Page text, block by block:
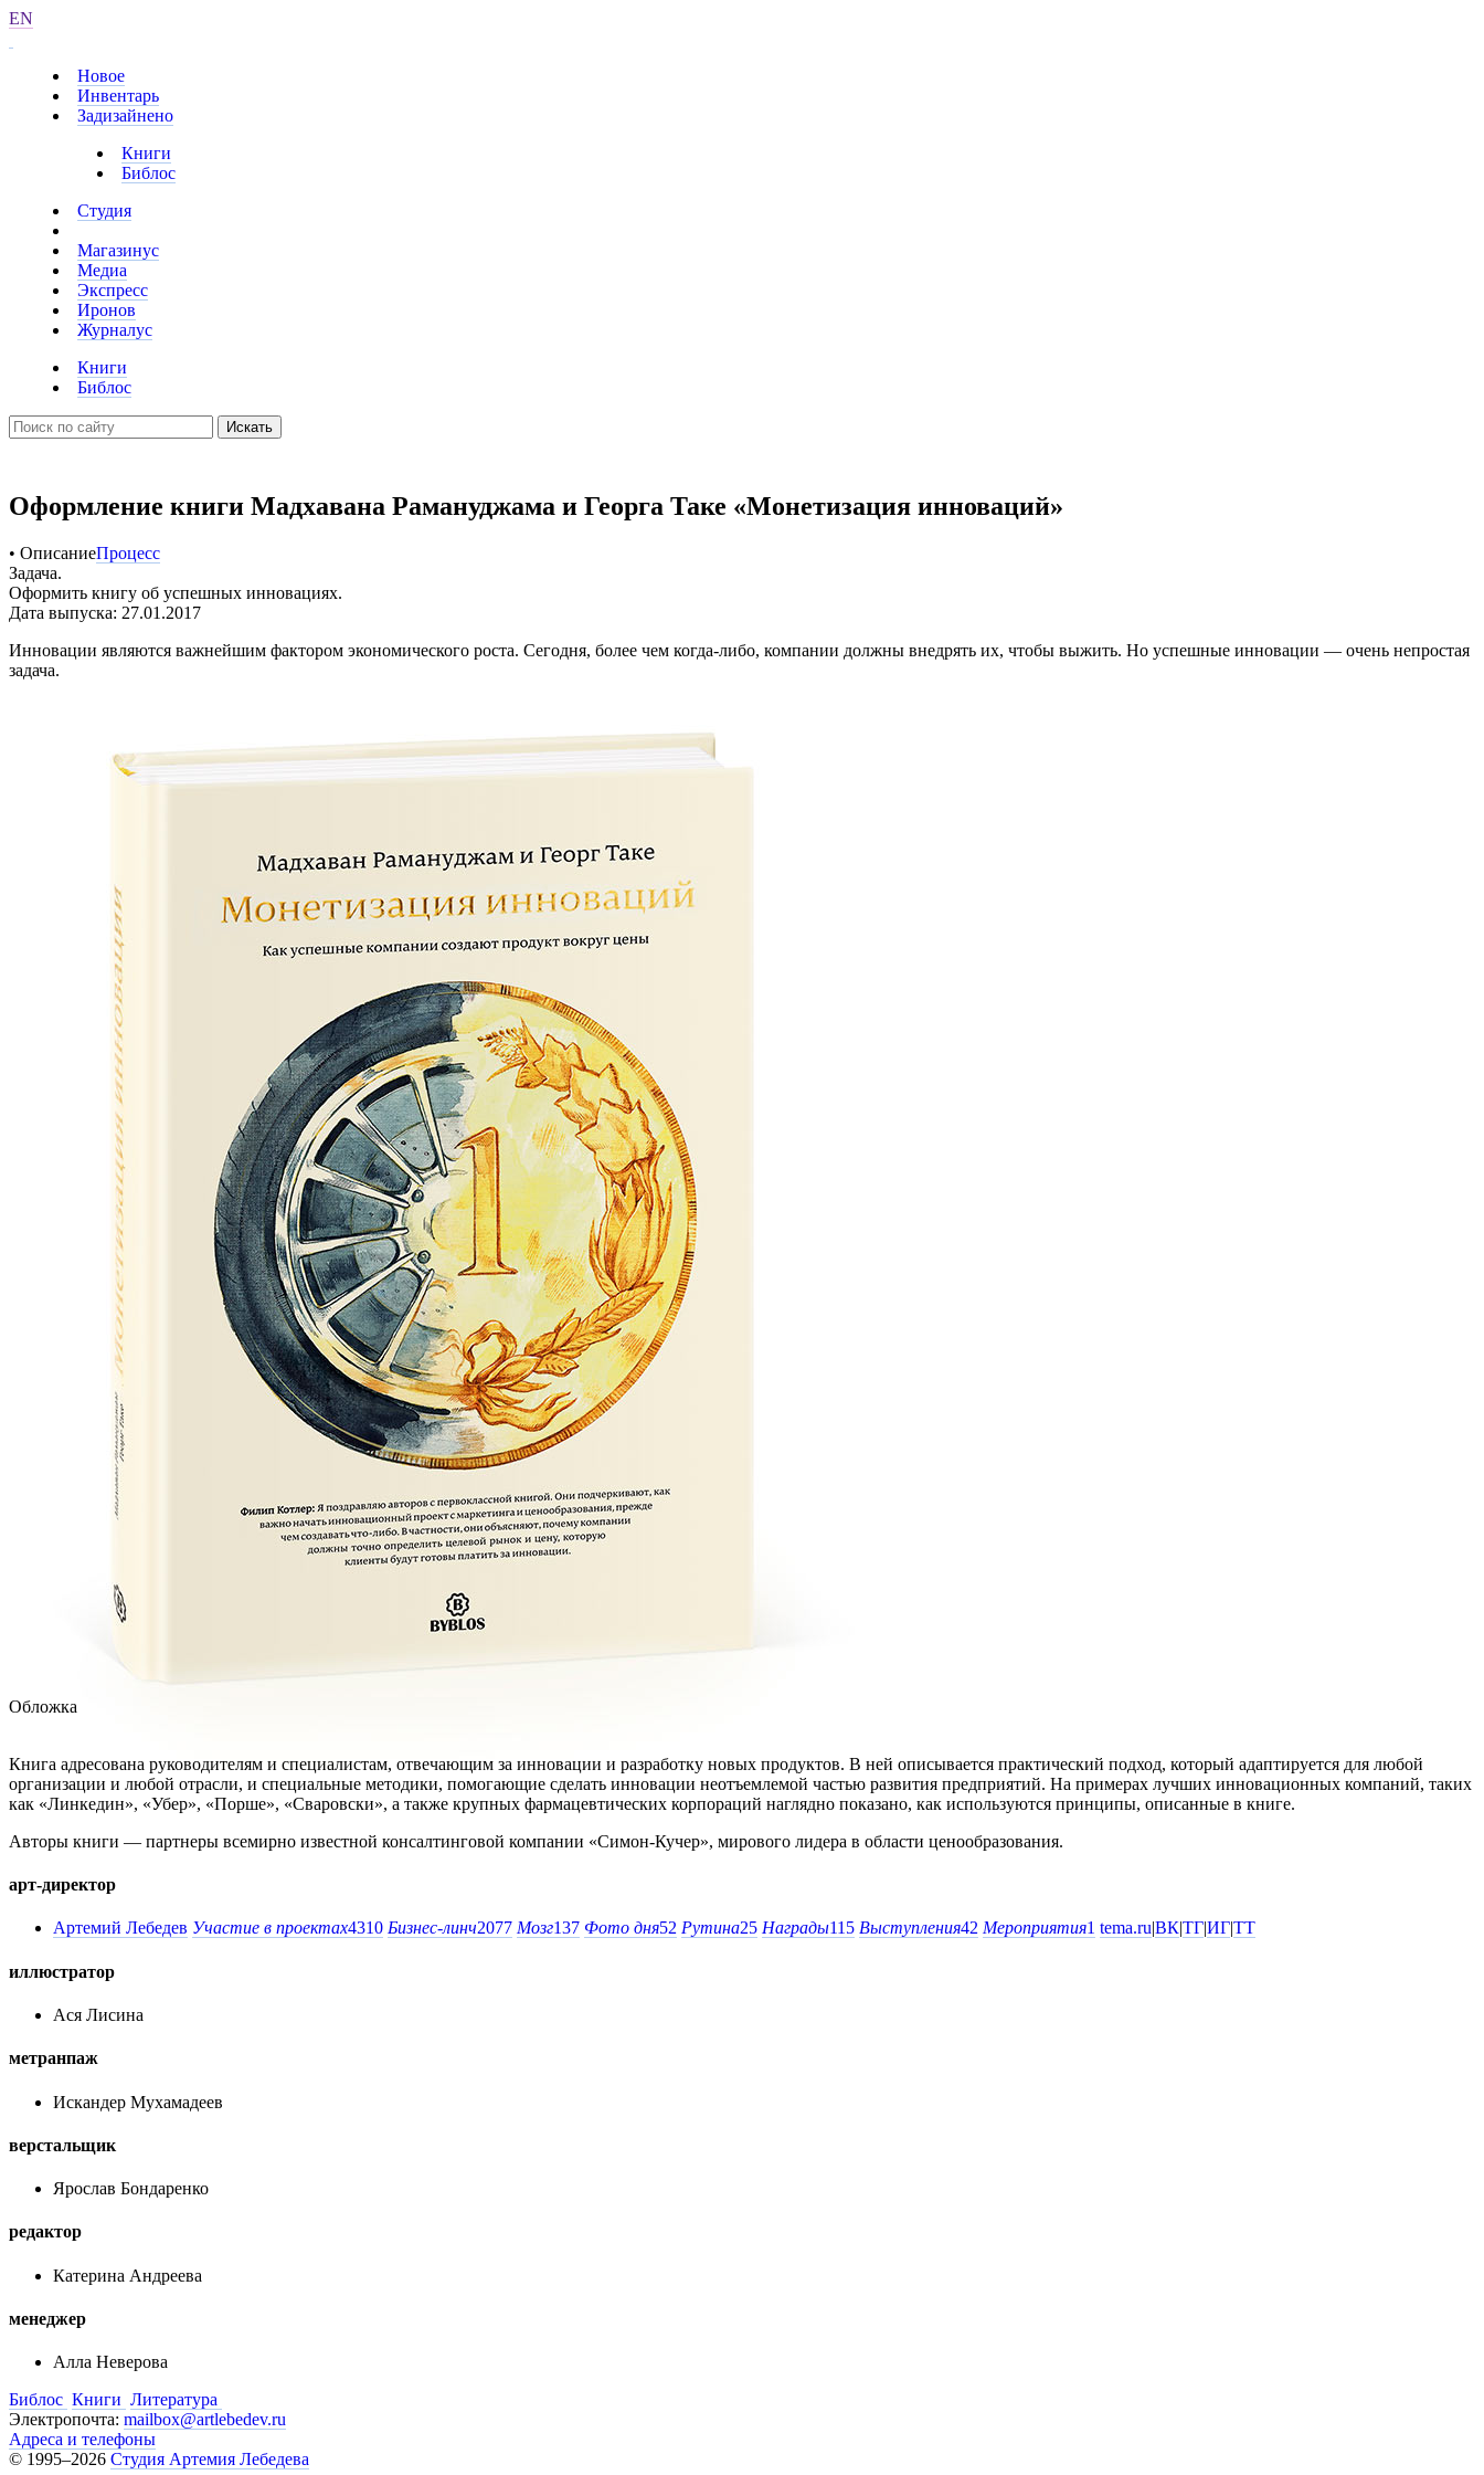
EN
Новое
Инвентарь
Задизайнено
Книги
Библос
Студия
Магазинус
Медиа
Экспресс
Иронов
Журналус
Книги
Библос
Искать
Оформление книги Мадхавана Рамануджама и Георга Таке «Монетизация инноваций»
• ОписаниеПроцесс
Задача.
Оформить книгу об успешных инновациях.
Дата выпуска: 27.01.2017
Инновации являются важнейшим фактором экономического роста. Сегодня, более чем когда-либо, компании должны внедрять их, чтобы выжить. Но успешные инновации — очень непростая
задача.
Обложка
Книга адресована руководителям и специалистам, отвечающим за инновации и разработку новых продуктов. В ней описывается практический подход, который адаптируется для любой
организации и любой отрасли, и специальные методики, помогающие сделать инновации неотъемлемой частью развития предприятий. На примерах лучших инновационных компаний, таких
как «Линкедин», «Убер», «Порше», «Сваровски», а также крупных фармацевтических корпораций наглядно показано, как используются принципы, описанные в книге.
Авторы книги — партнеры всемирно известной консалтинговой компании «Симон-Кучер», мирового лидера в области ценообразования.
арт-директор
Артемий Лебедев Участие в проектах4310 Бизнес-линч2077 Мозг137 Фото дня52 Рутина25 Награды115 Выступления42 Мероприятия1 tema.ru|ВК|ТГ|ИГ|ТТ
иллюстратор
Ася Лисина
метранпаж
Искандер Мухамадеев
верстальщик
Ярослав Бондаренко
редактор
Катерина Андреева
менеджер
Алла Неверова
Библос Книги Литература
Электропочта: mailbox@artlebedev.ru
Адреса и телефоны
© 1995–2026 Студия Артемия Лебедева